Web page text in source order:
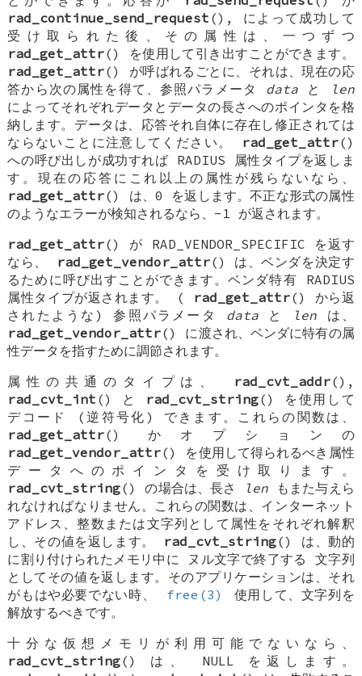
rad_continue_send_request (), によって成功して
受け取られた後、その属性は、一つずつ
rad_get_attr() を使用して引き出すことができます。
rad_get_attr() が呼ばれるごとに、それは、現在の応
答から次の属性を得て、参照パラメータ data と
len
によってそれぞれデータとデータの長さへのポインタを格
納します。データは、応答それ自体に存在し修正されては
ならないことに注意してください。
rad_get_attr()
への呼び出しが成功すれば RADIUS 属性タイプを返しま
す。現在の応答にこれ以上の属性が残らないなら、
rad_get_attr() は、0 を返します。不正な形式の属性
のようなエラーが検知されるなら、-1 が返されます。
rad_get_attr() が RAD_VENDOR_SPECIFIC を返す
なら、
rad_get_vendor_attr() は、ベンダを決定す
るために呼び出すことができます。ベンダ特有 RADIUS
属性タイプが返されます。 ( rad_get_attr() から返
されたような) 参照パラメータ dataと len は、
rad_get_vendor_attr() に渡され、ベンダに特有の属
性データを指すために調節されます。
属性の共通のタイプは、
rad_cvt_addr(),
rad_cvt_int () と rad_cvt_string() を使用して
デコード (逆符号化) できます。これらの関数は、
rad_get_attr() かオプションの
rad_get_vendor_attr() を使用して得られるべき属性
データへのポインタを受け取ります。
rad_cvt_string() の場合は、長さ len もまた与えら
れなければなりません。これらの関数は、インターネット
アドレス、整数または文字列として属性をそれぞれ解釈
し、その値を返します。 rad_cvt_string() は、動的
に割り付けられたメモリ中に
ヌル文字で終了する
文字列
としてその値を返します。そのアプリケーションは、それ
がもはや必要でない時、
free(3)
使用して、文字列を
解放するべきです。
十分な仮想メモリが利用可能でないなら、
rad_cvt_string() は、 NULL を返します。